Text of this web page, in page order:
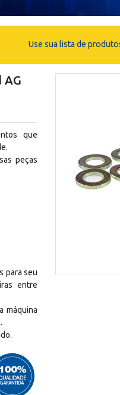
Use sua lista de
AG
que
peças
para seu
entre
máquina